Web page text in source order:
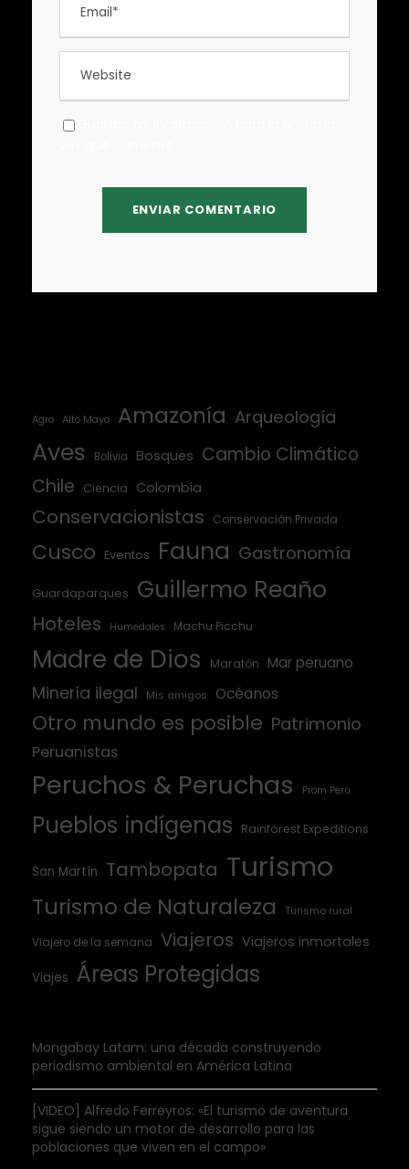
Agro Alto Mayo Amazonía Arqueología
Aves Bolivia Bosques Cambio Climático
Chile
Ciencia Colombia
Conservacionistas Conservación Privada
Cusco Eventos Fauna Gastronomía
Guardaparques Guillermo Reaño
Hoteles Humedales Machu Picchu
Madre de Dios Maratón Mar peruano
Minería ilegal Mis amigos Océanos
Otro mundo es posible Patrimonio
Peruanistas
Peruchos & Peruchas Prom Perú
Pueblos indígenas Rainforest Expeditions
San Martín Tambopata Turismo
Turismo de Naturaleza Turismo rural
Viajero de la semana Viajeros Viajeros inmortales
Viajes Áreas Protegidas
Mongabay Latam: una década construyendo
periodismo ambiental en América Latina
[VIDEO] Alfredo Ferreyros: «El turismo de aventura
sigue siendo un motor de desarrollo para las
poblaciones que viven en el campo»